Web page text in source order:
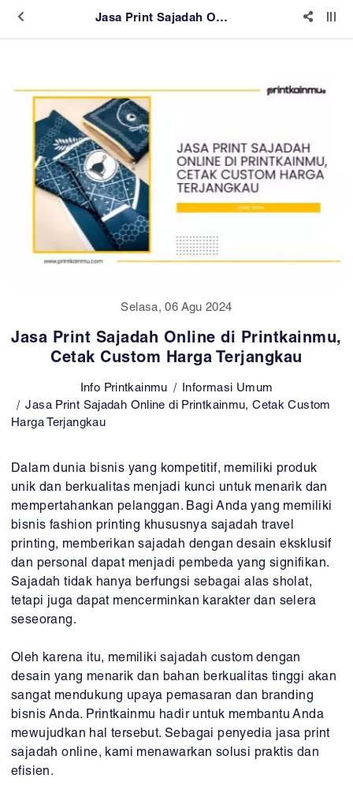
Jasa Print Sajadah Online di Printkainmu, Cetak Custom Harga Terjangkau
Selasa, 06 Agu 2024
Jasa Print Sajadah Online di Printkainmu,
Cetak Custom Harga Terjangkau
Info Printkainmu
Informasi Umum
Jasa Print Sajadah Online di Printkainmu, Cetak Custom
Harga Terjangkau
Dalam dunia bisnis yang kompetitif, memiliki produk
unik dan berkualitas menjadi kunci untuk menarik dan
mempertahankan pelanggan. Bagi Anda yang memiliki
bisnis fashion printing khususnya sajadah travel
printing, memberikan sajadah dengan desain eksklusif
dan personal dapat menjadi pembeda yang signifikan.
Sajadah tidak hanya berfungsi sebagai alas sholat,
tetapi juga dapat mencerminkan karakter dan selera
seseorang.
Oleh karena itu, memiliki sajadah custom dengan
desain yang menarik dan bahan berkualitas tinggi akan
sangat mendukung upaya pemasaran dan branding
bisnis Anda. Printkainmu hadir untuk membantu Anda
mewujudkan hal tersebut. Sebagai penyedia jasa print
sajadah online, kami menawarkan solusi praktis dan
efisien.